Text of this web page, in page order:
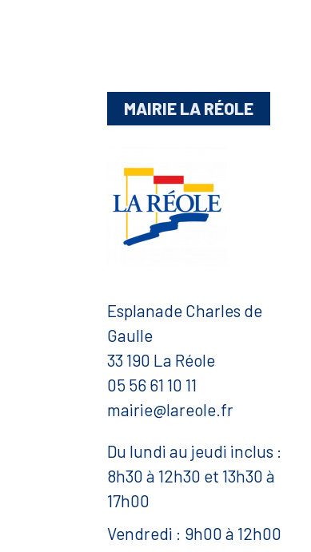
MAIRIE LA RÉOLE
Esplanade Charles de
Gaulle
33 190 La Réole
05 56 61 10 11
mairie@lareole.fr
Du lundi au jeudi inclus :
8h30 à 12h30 et 13h30 à
17h00
Vendredi : 9h00 à 12h00